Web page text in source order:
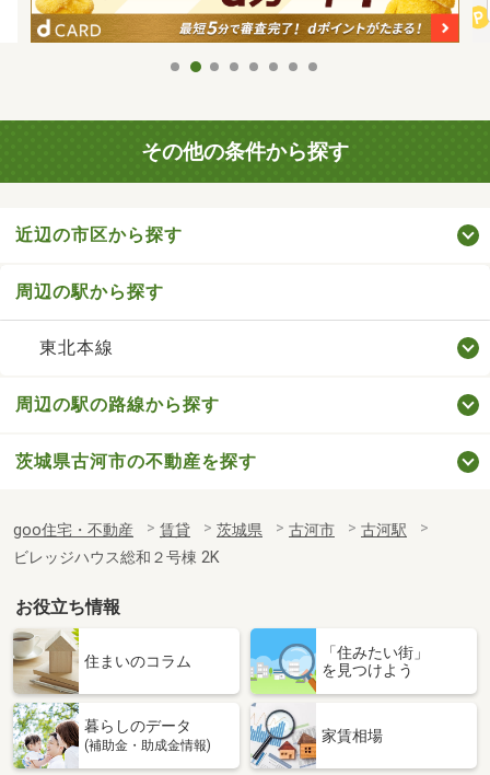
その他の条件から探す
近辺の市区から探す
周辺の駅から探す
東北本線
周辺の駅の路線から探す
茨城県古河市の不動産を探す
goo住宅・不動産 賃貸 茨城県 古河市
古河駅
ビレッジハウス総和２号棟 2K
お役立ち情報
住まいのコラム
「住みたい街」
を見つけよう
暮らしのデータ
(補助金・助成金情報)
家賃相場